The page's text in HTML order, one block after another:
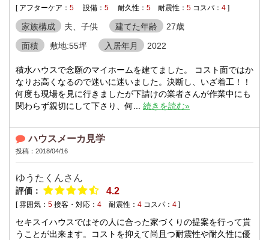
[ アフターケア： 5 設備： 5 耐久性： 5 耐震性： 5 コスパ： 4 ]
家族構成 夫、子供 建てた年齢
27歳
面積
敷地:55坪 入居年月 2022
積水ハウスで念願のマイホームを建てました。 コスト面ではか
なりお高くなるので迷いに迷いました。決断し、いざ着工！！
何度も現場を見に行きましたが下請けの業者さんが作業中にも
関わらず親切にして下さり、何... 続きを読む»
ハウスメーカ見学
投稿：2018/04/16
ゆうたくんさん
評価： 4.2
[ 雰囲気： 5 接客・対応： 4 耐震性： 4 コスパ： 4 ]
セキスイハウスではその人に合った家づくりの提案を行って貰
うことが出来ます。コストを抑えて尚且つ耐震性や耐久性に優